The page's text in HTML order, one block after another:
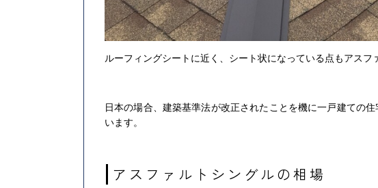
ルーフィングシートに近く、シート状になっている点もアスフ
日本の場合、建築基準法が改正されたことを機に一戸建ての
います。
アスファルトシングルの相場